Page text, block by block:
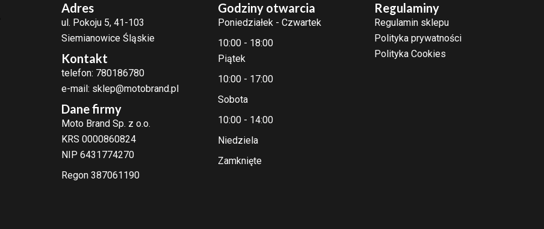
Adres
ul. Pokoju 5, 41-103
Siemianowice Śląskie
Kontakt
telefon: 780186780
e-mail: sklep@motobrand.pl
Dane firmy
Moto Brand Sp. z o.o.
KRS 0000860824
NIP 6431774270
Regon 387061190
Godziny otwarcia
Poniedziałek - Czwartek
10:00 - 18:00
Piątek
10:00 - 17:00
Sobota
10:00 - 14:00
Niedziela
Zamknięte
Regulaminy
Regulamin sklepu
Polityka prywatności
Polityka Cookies